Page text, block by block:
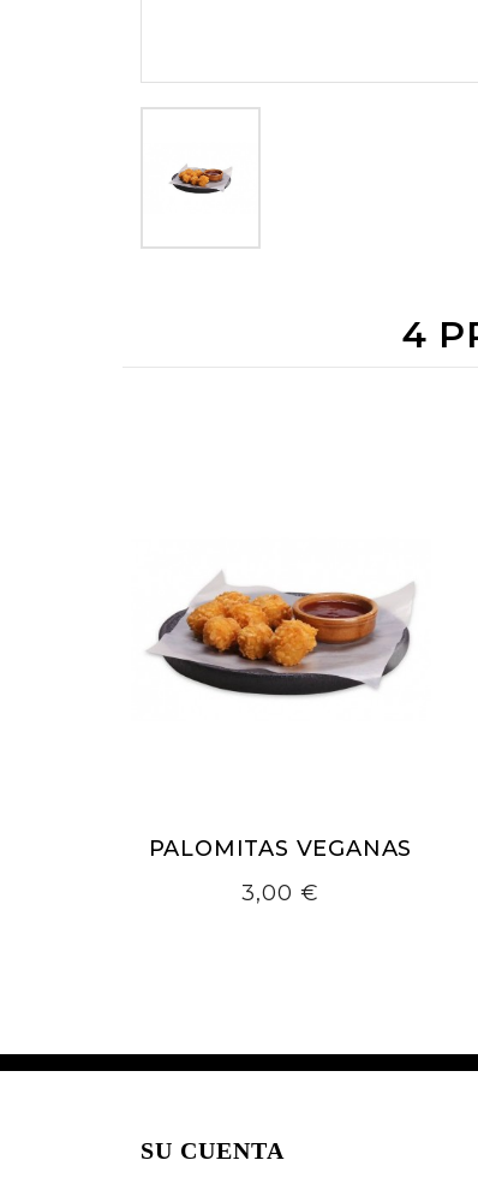
4
PALOMITAS VEGANAS
Precio
3,00 €
SU CUENTA